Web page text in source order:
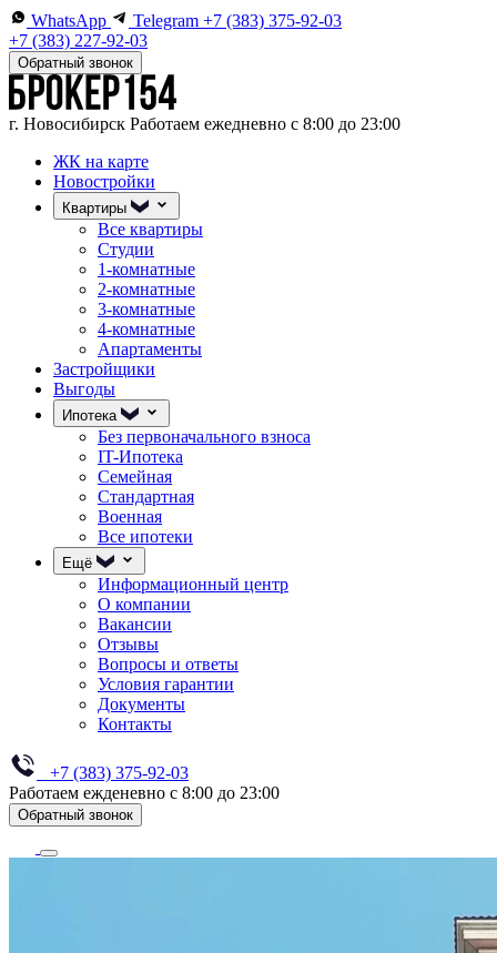
WhatsApp Telegram +7 (383) 375-92-03
+7 (383) 227-92-03
Обратный звонок
г. Новосибирск Работаем ежедневно с 8:00 до 23:00
ЖК на карте
Новостройки
Квартиры
Все квартиры
Студии
1-комнатные
2-комнатные
3-комнатные
4-комнатные
Апартаменты
Застройщики
Выгоды
Ипотека
Без первоначального взноса
IT-Ипотека
Семейная
Стандартная
Военная
Все ипотеки
Ещё
Информационный центр
О компании
Вакансии
Отзывы
Вопросы и ответы
Условия гарантии
Документы
Контакты
+7 (383) 375-92-03
Работаем ежденевно с 8:00 до 23:00
Обратный звонок